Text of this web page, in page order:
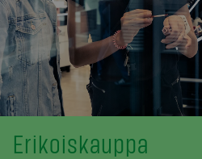
Erikoiskauppa